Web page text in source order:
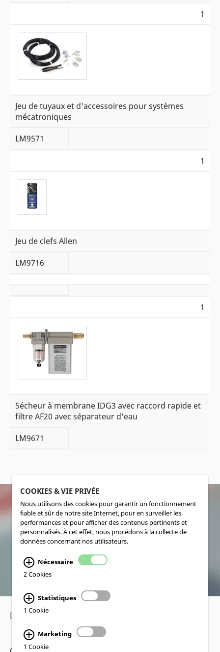
1
Jeu de tuyaux et d'accessoires pour systèmes
mécatroniques
LM9571
1
Jeu de clefs Allen
LM9716
1
Sécheur à membrane IDG3 avec raccord rapide et
filtre AF20 avec séparateur d'eau
LM9671
SOCIALMEDIA
Déclaration de confidentialité
COOKIES & VIE PRIVÉE
Nous utilisons des cookies pour garantir un fonctionnement
fiable et sûr de notre site Internet, pour en surveiller les
performances et pour afficher des contenus pertinents et
personnalisés. À cet effet, nous procédons à la collecte de
données concernant nos utilisateurs.
Nécessaire
2 Cookies
Statistiques
1 Cookie
Marketing
1 Cookie